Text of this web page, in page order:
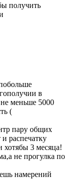
получить
в
меньше 5000
(
пару общих
распечатку
хотябы 3 месяца!
не прогулка по
намерений